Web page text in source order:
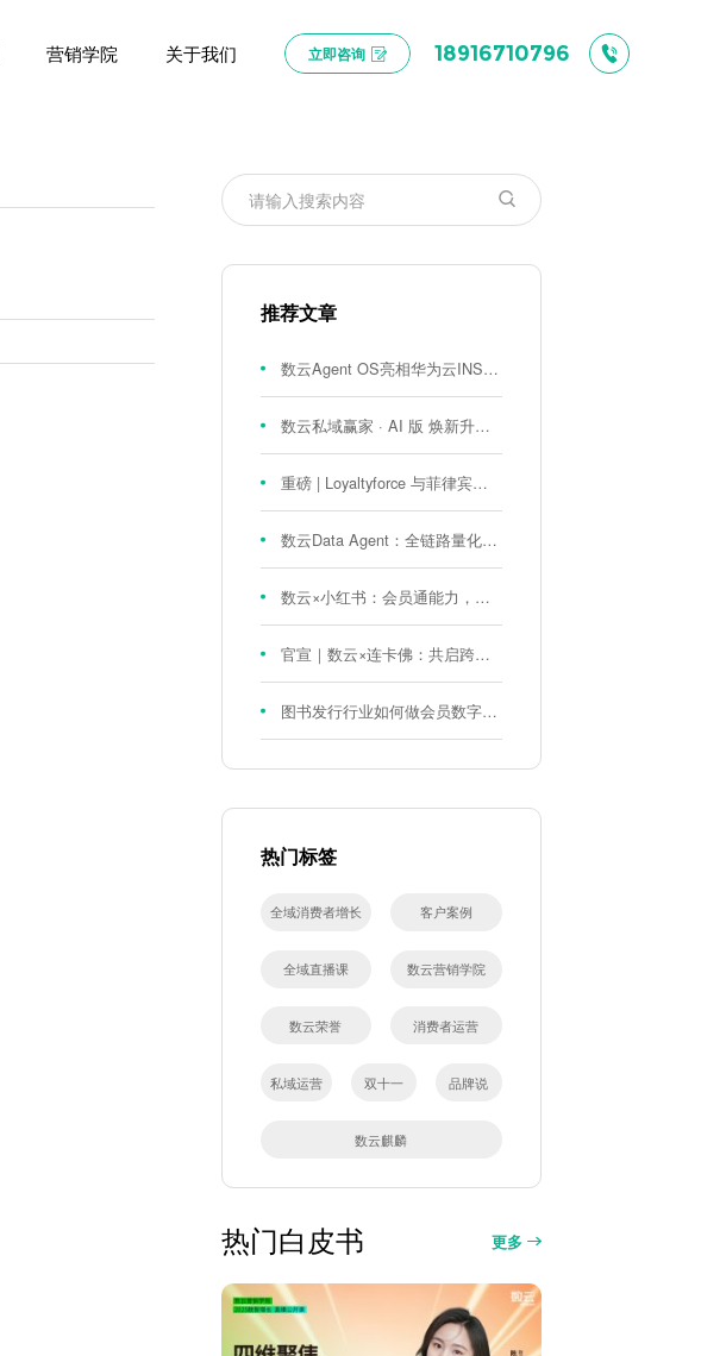
营销学院 关于我们 立即咨询 18916710796
推荐文章
数云Agent OS亮相华为云INSPIRE创想者大会：以AI重构消费者运营与零售营销新范式
数云私域赢家 · AI 版 焕新升级！
重磅 | Loyaltyforce 与菲律宾零售巨头 SM 集团达成战略合作，携手开启 SMAC 会员数智化运营新征程
数云Data Agent：全链路量化评测体系，炼就零售数据分析精准力
数云×小红书：会员通能力，重磅发布！
官宣｜数云×连卡佛：共启跨境会员运营新征程，重塑消费联结新体验
图书发行行业如何做会员数字化?河南新华书店给打了个样！
热门标签
全域消费者增长 客户案例
全域直播课 数云营销学院
数云荣誉 消费者运营
私域运营 双十一 品牌说
数云麒麟
热门白皮书 更多